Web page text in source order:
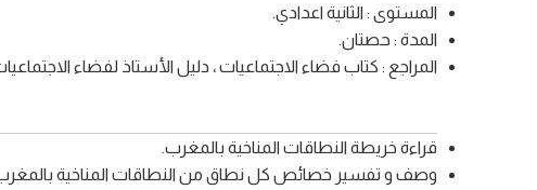
المستوى : الثانية اعدادي.
المدة : حصتان.
المراجع : كتاب فضاء الاجتماعيات ، دليل الأستاذ لفضاء
قراءة خريطة النطاقات المناخية بالمغرب.
وصف و تفسير خصائص كل نطاق من النطاقات المناخية بالمغرب